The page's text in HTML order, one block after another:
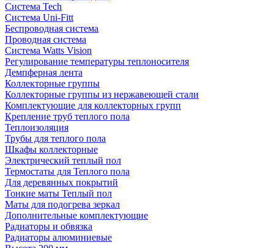
Система Tech
Система Uni-Fitt
Беспроводная система
Проводная система
Система Watts Vision
Регулирование температуры теплоносителя
Демпферная лента
Коллекторные группы
Коллекторные группы из нержавеющей стали
Комплектующие для коллекторных групп
Крепление труб теплого пола
Теплоизоляция
Трубы для теплого пола
Шкафы коллекторные
Электрический теплый пол
Термостаты для Теплого пола
Для деревянных покрытий
Тонкие маты Теплый пол
Маты для подогрева зеркал
Дополнительные комплектующие
Радиаторы и обвязка
Радиаторы алюминиевые